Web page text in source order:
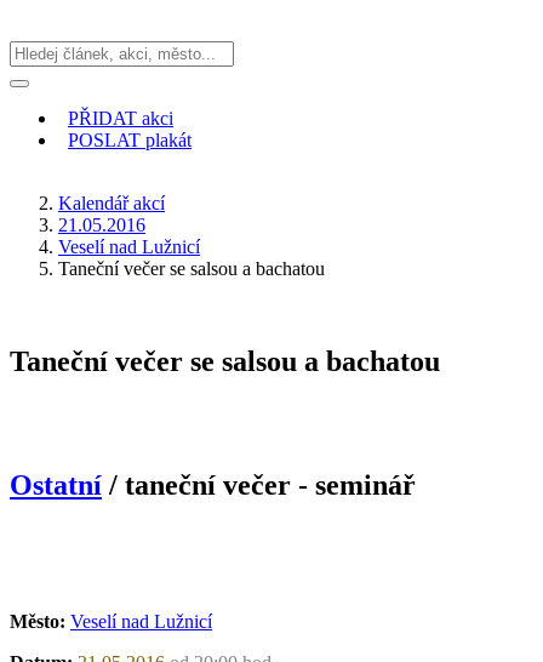
PŘIDAT akci
POSLAT plakát
Kalendář akcí
21.05.2016
Veselí nad Lužnicí
Taneční večer se salsou a bachatou
Taneční večer se salsou a bachatou
Ostatní / taneční večer - seminář
Město: Veselí nad Lužnicí